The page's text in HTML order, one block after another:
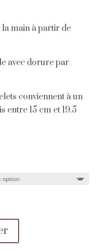
main à partir de
avec dorure par
conviennent à un
entre 15 cm et 19.5